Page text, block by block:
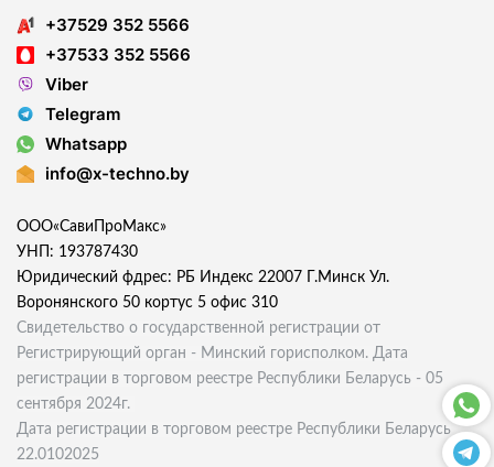
+37529 352 5566
+37533 352 5566
Viber
Telegram
Whatsapp
info@x-techno.by
ООО«СавиПроМакс»
УНП: 193787430
Юридический фдрес: РБ Индекс 22007 Г.Минск Ул.
Воронянского 50 кортус 5 офис 310
Свидетельство о государственной регистрации от
Регистрирующий орган - Минский горисполком. Дата
регистрации в торговом реестре Республики Беларусь - 05
сентября 2024г.
Дата регистрации в торговом реестре Республики Беларусь
22.0102025